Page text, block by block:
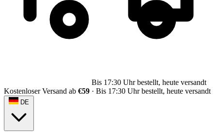
Kostenloser Versand ab €59 · Bis 17:30 Uhr bestellt, heute versandt
DE